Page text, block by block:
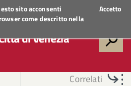
sito acconsenti
come descritto nella
Accetto
di Venezia
Correlati